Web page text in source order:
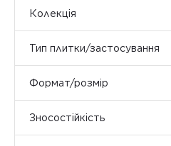
Колекція
Тип плитки/застосування
Формат/розмір
Зносостійкість